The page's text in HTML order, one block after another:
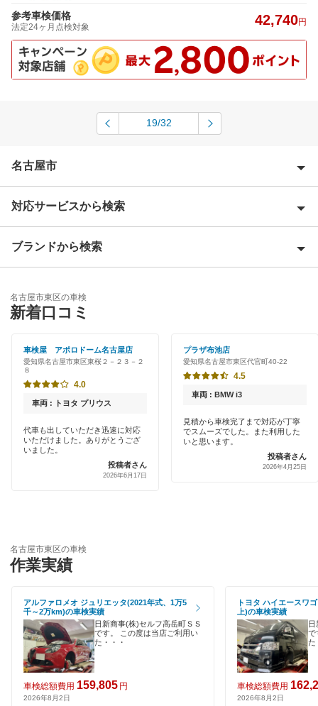
参考車検価格
法定24ヶ月点検対象 42,740円
19/32
名古屋市
名古屋市熱田区
名古屋市昭和区
名古屋市千種区
名古屋市天白区
名古屋市中川区
名古屋市中区
名古屋市中村区
名古屋市西区
名古屋市南区
名古屋市守山区
名古屋市
対応サービスから検索
Award 受賞店
特典あり
新車初回割りあり
土日祝OK
ハイブリッド車OK
120分以内の車検
1日車検
夜間受付
ブランドから検索
「車検の速太郎」
アップル車検
オートバックス
JOYCAL（ジョイカル）
出光リテール車検
車検のコバック
キグナス車検
ウルトラ車検
ホリデー車検
マッハ車検
名古屋市東区の車検
新着口コミ
車検屋 アポロドーム名古屋店
愛知県名古屋市東区東桜２－２３－２
８
4.0
車両 : トヨタ プリウス
代車も出していただき迅速に対応
いただけました。ありがとうござ
いました。
投稿者さん
2026年6月17日
プラザ布池店
愛知県名古屋市東区代官町40-22
4.5
車両 : BMW i3
見積から車検完了まで対応が丁寧
でスムーズでした。また利用した
いと思います。
投稿者さん
2026年4月25日
名古屋市東区の車検
作業実績
アルファロメオ ジュリエッタ(2021年式、1万5
千～2万km)の車検実績
日新商事(株)セルフ高岳町ＳＳ
です。 この度は当店ご利用い
た・・・
車検総額費用 159,805 円
2026年8月2日
トヨタ ハイエースワ
上)の車検実績
日
で
た
車検総額費用
2026年8月2日